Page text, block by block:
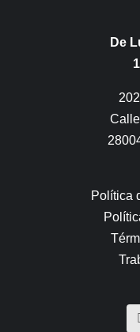
De
Política